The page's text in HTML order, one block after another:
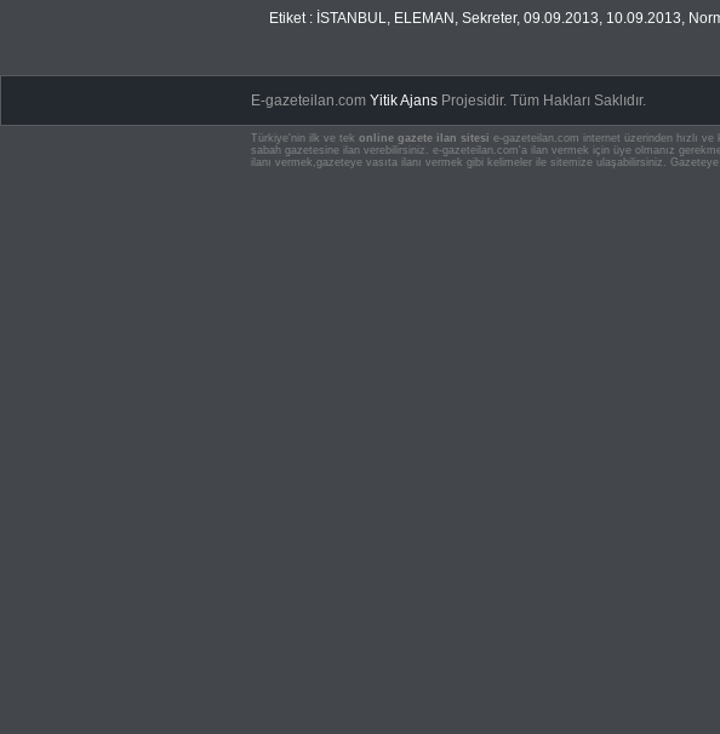
Etiket : İSTANBUL, ELEMAN , Sekreter, 09.09.2013, 10.09.2013,
E-gazeteilan.comYitik Ajans Projesidir.Tüm Hakları Saklıdır.
Türkiye'nin ilk ve tek online gazete ilan sitesi e-gazeteilan.com internet üzerinden hızlı
sabah gazetesine ilan verebilirsiniz. e-gazeteilan.com'a ilan vermek için üye olmanız
ilanı vermek,gazeteye vasıta ilanı vermek gibi kelimeler ile sitemize ulaşabilirsiniz.